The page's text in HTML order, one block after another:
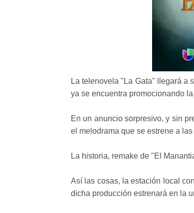
La telenovela "La Gata" llegará a
ya se encuentra promocionando
En un anuncio sorpresivo, y sin
el melodrama que se estrene a
La historia, remake de "El
Así las cosas, la estación local
dicha producción estrenará en la